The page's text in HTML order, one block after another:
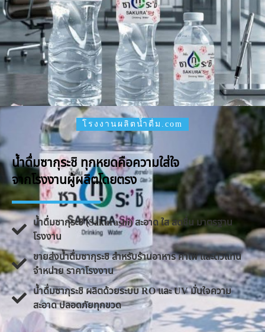
โรงงานผลิตน้ำดื่ม.com
น้ำดื่มซากุระชิ ทุกหยดคือความใส่ใจ
จากโรงงานผู้ผลิตโดยตรง
น้ำดื่มซากุระชิ (Sakurashi) สะอาด ใส สดชื่น มาตรฐาน
โรงงาน
ขายส่งน้ำดื่มซากุระชิ สำหรับร้านอาหาร คาเฟ่ และตัวแทน
จำหน่าย ราคาโรงงาน
น้ำดื่มซากุระชิ ผลิตด้วยระบบ RO และ UV มั่นใจความ
สะอาด ปลอดภัยทุกขวด